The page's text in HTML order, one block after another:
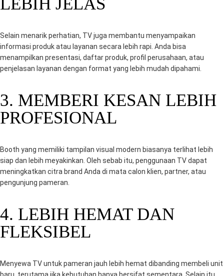
Selain menarik perhatian, TV juga membantu menyampaikan
informasi produk atau layanan secara lebih rapi. Anda bisa
menampilkan presentasi, daftar produk, profil perusahaan, atau
penjelasan layanan dengan format yang lebih mudah dipahami.
3. MEMBERI KESAN LEBIH
PROFESIONAL
Booth yang memiliki tampilan visual modern biasanya terlihat lebih
siap dan lebih meyakinkan. Oleh sebab itu, penggunaan TV dapat
meningkatkan citra brand Anda di mata calon klien, partner, atau
pengunjung pameran.
4. LEBIH HEMAT DAN
FLEKSIBEL
Menyewa TV untuk pameran jauh lebih hemat dibanding membeli unit